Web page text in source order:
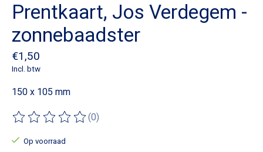
Prentkaart, Jos Verdegem -
zonnebaadster
€1,50
Incl. btw
150 x 105 mm
De beoordeling van dit product is
(0)
Op voorraad